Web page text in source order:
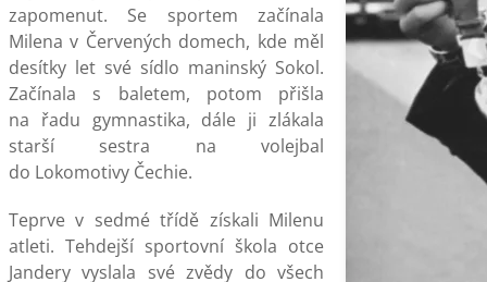
zapomenut. Se sportem začínala
Milena v Červených domech, kde měl
desítky let své sídlo maninský Sokol.
Začínala s baletem, potom přišla
na řadu gymnastika, dále ji zlákala
starší sestra na volejbal
do Lokomotivy Čechie.
Teprve v sedmé třídě získali Milenu
atleti. Tehdejší sportovní škola otce
Jandery vyslala své zvědy do všech